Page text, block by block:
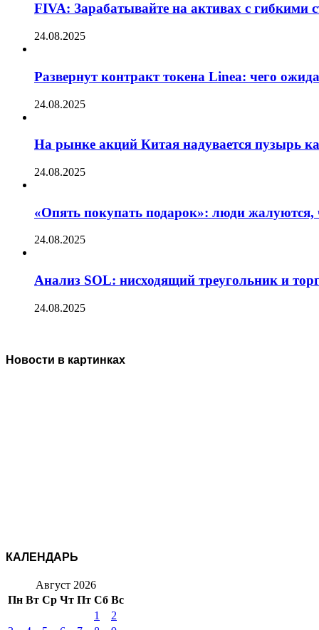
FIVA: Зарабатывайте на активах с гибкими
24.08.2025
Развернут контракт токена Linea: чего
24.08.2025
На рынке акций Китая надувается пузырь
24.08.2025
«Опять покупать подарок»: люди жалуются,
24.08.2025
Анализ SOL: нисходящий треугольник и
24.08.2025
Новости в картинках
КАЛЕНДАРЬ
Август 2026
Пн Вт Ср Чт Пт Сб Вс
1
2